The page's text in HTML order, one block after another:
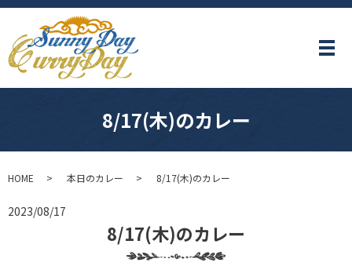
メ
8/17(木)のカレー
HOME 本日のカレー 8/17(木)のカレー
2023/08/17
8/17(木)のカレー